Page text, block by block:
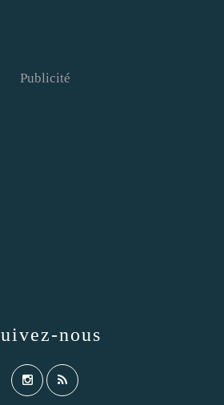
Publicité
nous